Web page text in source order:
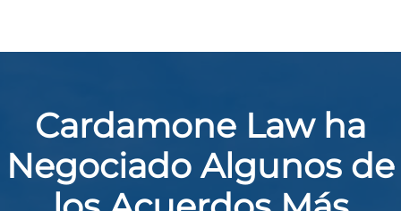
Cardamone Law ha
Negociado Algunos de